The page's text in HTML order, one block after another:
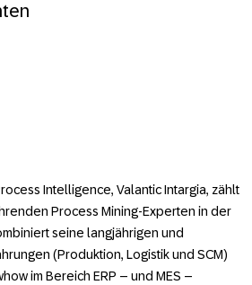
Intelligence, Valantic Intargia, zählt
Process Mining-Experten in der
seine langjährigen und
(Produktion, Logistik und SCM)
im Bereich ERP – und MES –